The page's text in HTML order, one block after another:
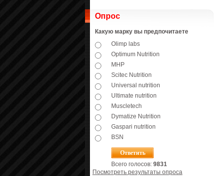
Опрос
Какую марку вы предпочитаете
Olimp labs
Optimum Nutrition
MHP
Scitec Nutrition
Universal nutrition
Ultimate nutrition
Muscletech
Dymatize Nutrition
Gaspari nutrition
BSN
Всего голосов: 9831
Посмотреть результаты опроса